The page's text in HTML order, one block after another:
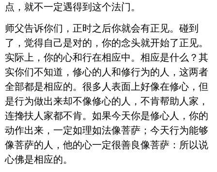
点，就不一定遇得到这个法门。
师父告诉你们，正时之后你就会有正见。碰到
了，觉得自己是对的，你的念头就开始了正见。
实际上，你的心和行在相应中。相应是什么？其
实你们不知道，修心的人和修行为的人，这两者
全部都是相应的。很多人表面上好像在修心，但
是行为做出来却不像修心的人，不肯帮助人家，
连搀扶人家都不肯。如果今天你是修心人，你的
动作出来，一定如理如法像菩萨；今天行为能够
像菩萨的人，他的心一定很善良像菩萨：所以说
心佛是相应的。